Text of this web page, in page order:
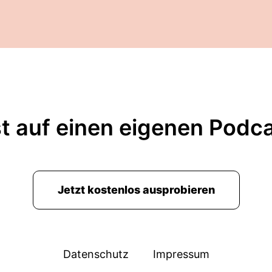
vor sich her geschoben.
sehen!
Schritt Nummer eins.
auf einen eigenen
Jetzt kostenlos ausprobieren
Datenschutz Impressum